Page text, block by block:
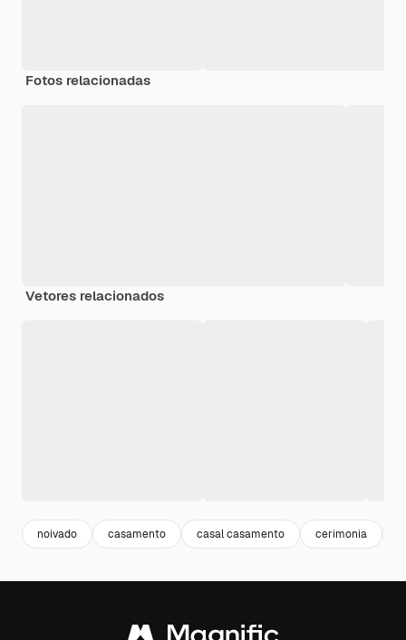
Fotos relacionadas
Vetores relacionados
noivado casamento casal casamento cerimonia